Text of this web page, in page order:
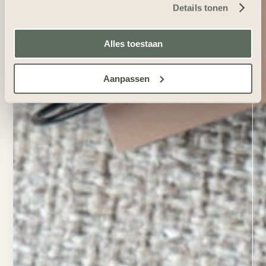
Details tonen
Alles toestaan
Aanpassen